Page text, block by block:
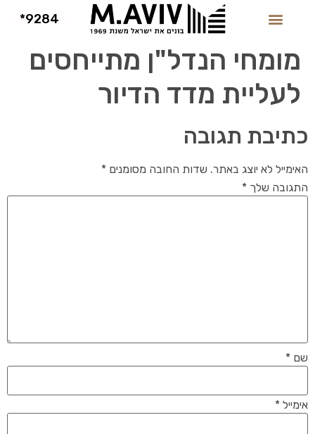
9284*
מומחי הנדל"ן מתייחסים
לעליית מדד הדיור
כתיבת תגובה
האימייל לא יוצג באתר. שדות החובה מסומנים *
התגובה שלך *
שם *
אימייל *